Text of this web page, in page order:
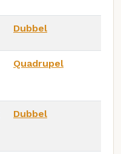
Dubbel
Quadrupel
Dubbel